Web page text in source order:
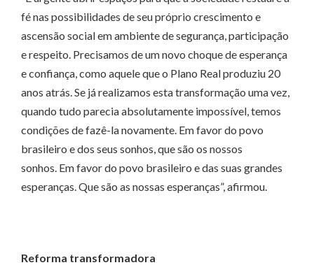
fé nas possibilidades de seu próprio crescimento e
ascensão social em ambiente de segurança, participação
e respeito. Precisamos de um novo choque de esperança
e confiança, como aquele que o Plano Real produziu 20
anos atrás. Se já realizamos esta transformação uma vez,
quando tudo parecia absolutamente impossível, temos
condições de fazê-la novamente. Em favor do povo
brasileiro e dos seus sonhos, que são os nossos
sonhos. Em favor do povo brasileiro e das suas grandes
esperanças. Que são as nossas esperanças”, afirmou.
Reforma transformadora